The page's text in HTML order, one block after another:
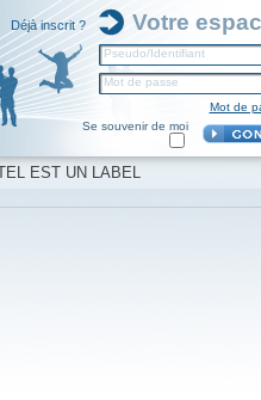
Déjà inscrit ? Votre
Pseudo/Identifiant
Mot de passe
Mot de
Se souvenir de moi
EST UN LABEL